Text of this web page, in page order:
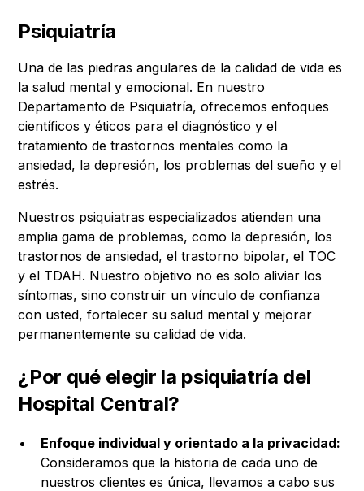
Psiquiatría
Una de las piedras angulares de la calidad de vida es
la salud mental y emocional. En nuestro
Departamento de Psiquiatría, ofrecemos enfoques
científicos y éticos para el diagnóstico y el
tratamiento de trastornos mentales como la
ansiedad, la depresión, los problemas del sueño y el
estrés.
Nuestros psiquiatras especializados atienden una
amplia gama de problemas, como la depresión, los
trastornos de ansiedad, el trastorno bipolar, el TOC
y el TDAH. Nuestro objetivo no es solo aliviar los
síntomas, sino construir un vínculo de confianza
con usted, fortalecer su salud mental y mejorar
permanentemente su calidad de vida.
¿Por qué elegir la psiquiatría del
Hospital Central?
Enfoque individual y orientado a la privacidad:
Consideramos que la historia de cada uno de
nuestros clientes es única, llevamos a cabo sus